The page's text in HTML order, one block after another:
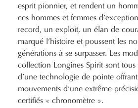
esprit pionnier, et rendent un
ces hommes et femmes
record, un exploit, un élan de
marqué l’histoire et poussent les
générations à se surpasser. Les
collection Longines Spirit sont
d’une technologie de pointe
mouvements d’une extrême
certifiés « chronomètre ».